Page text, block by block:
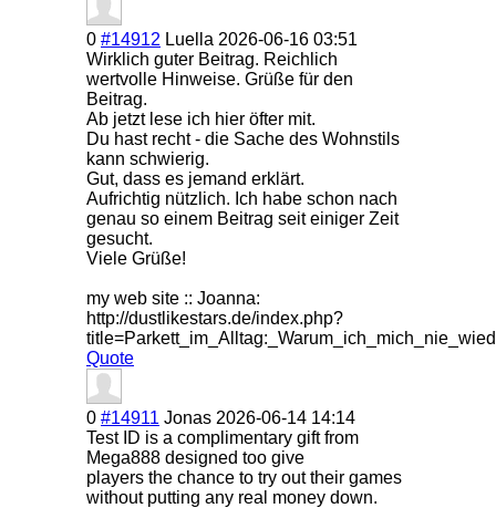
0 #14912 Luella 2026-06-16 03:51
Wirklich guter Beitrag. Reichlich
wertvolle Hinweise. Grüße für den
Beitrag.
Ab jetzt lese ich hier öfter mit.
Du hast recht - die Sache des Wohnstils
kann schwierig.
Gut, dass es jemand erklärt.
Aufrichtig nützlich. Ich habe schon nach
genau so einem Beitrag seit einiger Zeit
gesucht.
Viele Grüße!
my web site :: Joanna:
http://dustlikestars.de/index.php?
Quote
0 #14911 Jonas 2026-06-14 14:14
Test ID is a complimentary gift from
Mega888 designed too give
players the chance to try out their games
without putting any real money down.